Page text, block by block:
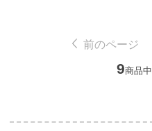
前のページ
9商品中